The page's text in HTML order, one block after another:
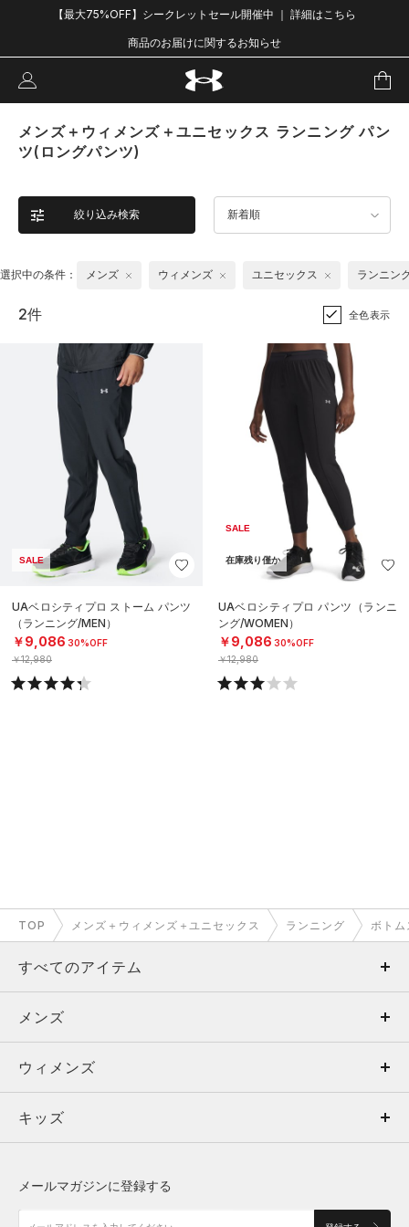
【最大75%OFF】シークレットセール開催中 ｜ 詳細はこちら
商品のお届けに関するお知らせ
メンズ＋ウィメンズ＋ユニセックス ランニング パン
ツ(ロングパンツ)
絞り込み検索 新着順
選択中の条件： メンズ ウィメンズ ユニセックス ランニン
2件 全色表示
SALE
UAベロシティプロ ストーム パンツ
（ランニング/MEN）
￥9,086 30%OFF
￥12,980
SALE
在庫残り僅か
UAベロシティプロ パンツ（ランニ
ング/WOMEN）
￥9,086 30%OFF
￥12,980
TOP メンズ＋ウィメンズ＋ユニセックス ランニング ボトム
すべてのアイテム
メンズ
ウィメンズ
キッズ
アクセサリー
メンズ
トップス
ボトムス
アクセサリー
ウィメンズ
トップス
シューズ
キッズ
メールマガジンに登録する